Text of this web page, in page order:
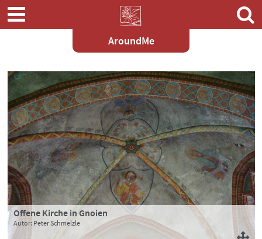
AroundMe
springen
Offene Kirche in Gnoien
Autor: Peter Schmelzle